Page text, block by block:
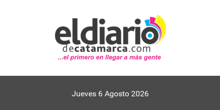
Jueves 6 Agosto 2026